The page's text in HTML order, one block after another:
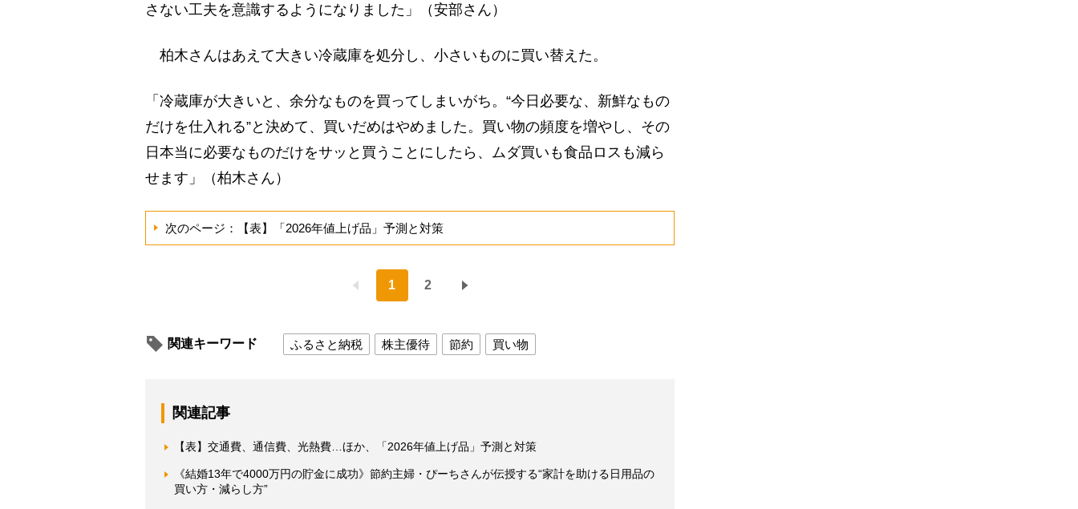
さない工夫を意識するようになりました」（安部さん）
柏木さんはあえて大きい冷蔵庫を処分し、小さいものに買い替えた。
「冷蔵庫が大きいと、余分なものを買ってしまいがち。“今日必要な、新鮮なもの
だけを仕入れる”と決めて、買いだめはやめました。買い物の頻度を増やし、その
日本当に必要なものだけをサッと買うことにしたら、ムダ買いも食品ロスも減ら
せます」（柏木さん）
次のページ：【表】「2026年値上げ品」予測と対策
1 2
関連キーワード ふるさと納税 株主優待 節約 買い物
関連記事
【表】交通費、通信費、光熱費…ほか、「2026年値上げ品」予測と対策
《結婚13年で4000万円の貯金に成功》節約主婦・ぴーちさんが伝授する“家計を助ける日用品の
買い方・減らし方”